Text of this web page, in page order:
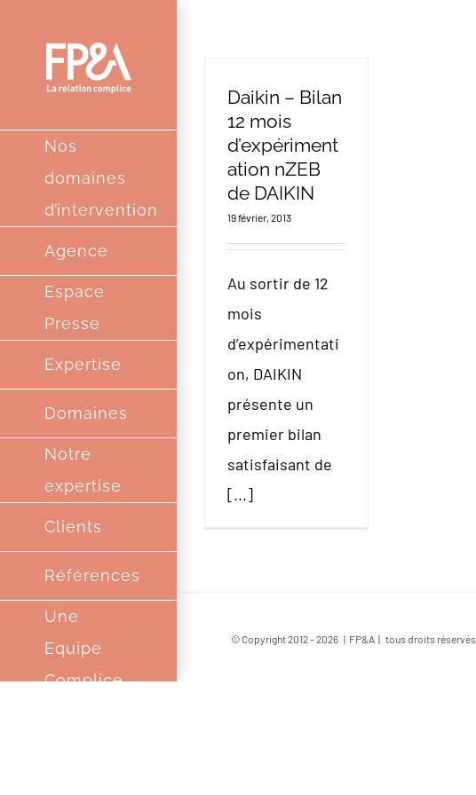
contenu
Nos
domaines
d’intervention
Agence
Espace
Presse
Expertise
Domaines
Notre
expertise
Clients
Références
Une
Equipe
Complice
Daikin – Bilan
12 mois
d’expériment
ation nZEB
de DAIKIN
19 février, 2013
Au sortir de 12
mois
d’expérimentati
on, DAIKIN
présente un
premier bilan
satisfaisant de
[...]
© Copyright 2012 -2026 | FP&A | tous droits réservés